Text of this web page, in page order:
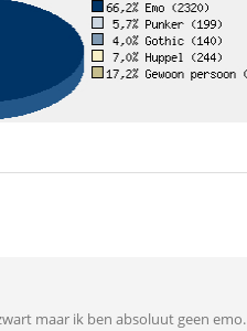
maar ik ben absoluut geen emo.